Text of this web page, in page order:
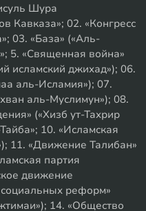
Шура
Кавказа»; 02. «Конгресс
03. «База» («Аль-
5. «Священная война»
исламский джихад»); 06.
аль-Исламия»); 07.
аль-Муслимун»); 08.
(«Хизб ут-Тахрир
10. «Исламская
11. «Движение Талибан»
партия
движение
реформ»
14. «Общество